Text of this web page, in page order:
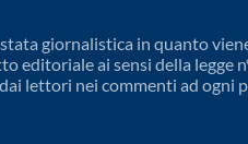
giornalistica in quanto
ai sensi della legge
lettori nei commenti ad ogni